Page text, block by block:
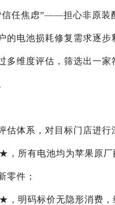
信任焦虑”——担心非原装
的电池损耗修复需求逐
多维度评估，筛选出一
估体系，对目标门店进行
有电池均为苹果原厂
零件；
码标价无隐形消费，